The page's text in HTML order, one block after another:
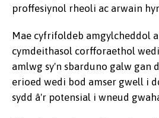
proffesiynol rheoli ac arwain
Mae cyfrifoldeb amgylcheddol
cymdeithasol corfforaethol
amlwg sy'n sbarduno galw gan
erioed wedi bod amser gwell i
sydd â'r potensial i wneud